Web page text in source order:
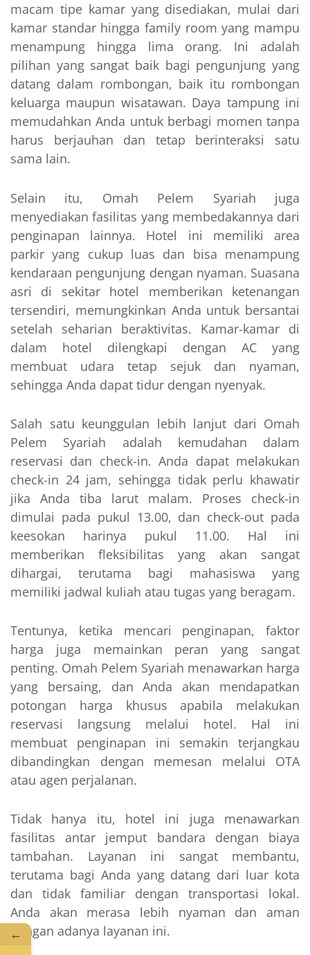
macam tipe kamar yang disediakan, mulai dari
kamar standar hingga family room yang mampu
menampung hingga lima orang. Ini adalah
pilihan yang sangat baik bagi pengunjung yang
datang dalam rombongan, baik itu rombongan
keluarga maupun wisatawan. Daya tampung ini
memudahkan Anda untuk berbagi momen tanpa
harus berjauhan dan tetap berinteraksi satu
sama lain.
Selain itu, Omah Pelem Syariah juga
menyediakan fasilitas yang membedakannya dari
penginapan lainnya. Hotel ini memiliki area
parkir yang cukup luas dan bisa menampung
kendaraan pengunjung dengan nyaman. Suasana
asri di sekitar hotel memberikan ketenangan
tersendiri, memungkinkan Anda untuk bersantai
setelah seharian beraktivitas. Kamar-kamar di
dalam hotel dilengkapi dengan AC yang
membuat udara tetap sejuk dan nyaman,
sehingga Anda dapat tidur dengan nyenyak.
Salah satu keunggulan lebih lanjut dari Omah
Pelem Syariah adalah kemudahan dalam
reservasi dan check-in. Anda dapat melakukan
check-in 24 jam, sehingga tidak perlu khawatir
jika Anda tiba larut malam. Proses check-in
dimulai pada pukul 13.00, dan check-out pada
keesokan harinya pukul 11.00. Hal ini
memberikan fleksibilitas yang akan sangat
dihargai, terutama bagi mahasiswa yang
memiliki jadwal kuliah atau tugas yang beragam.
Tentunya, ketika mencari penginapan, faktor
harga juga memainkan peran yang sangat
penting. Omah Pelem Syariah menawarkan harga
yang bersaing, dan Anda akan mendapatkan
potongan harga khusus apabila melakukan
reservasi langsung melalui hotel. Hal ini
membuat penginapan ini semakin terjangkau
dibandingkan dengan memesan melalui OTA
atau agen perjalanan.
Tidak hanya itu, hotel ini juga menawarkan
fasilitas antar jemput bandara dengan biaya
tambahan. Layanan ini sangat membantu,
terutama bagi Anda yang datang dari luar kota
dan tidak familiar dengan transportasi lokal.
Anda akan merasa lebih nyaman dan aman
dengan adanya layanan ini.
←